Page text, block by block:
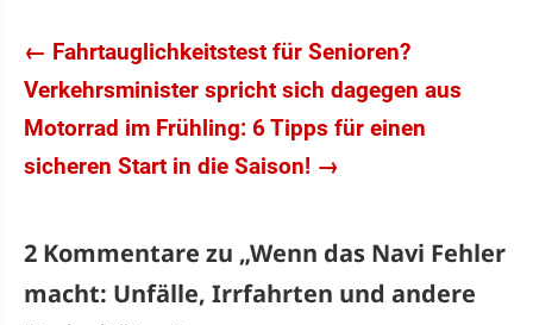
← Fahrtauglichkeitstest für Senioren?
Verkehrsminister spricht sich dagegen aus
Motorrad im Frühling: 6 Tipps für einen
sicheren Start in die Saison! →
2 Kommentare zu „Wenn das Navi Fehler
macht: Unfälle, Irrfahrten und andere